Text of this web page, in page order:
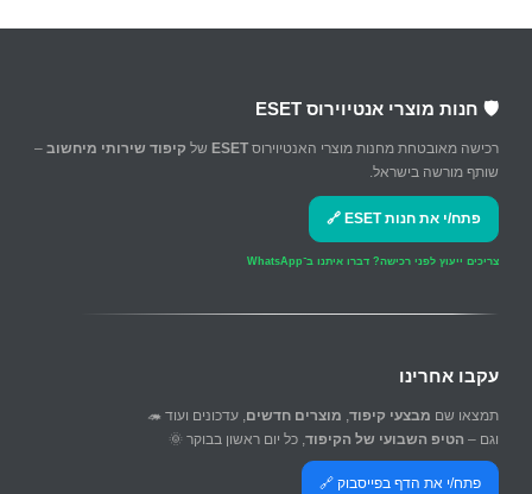
🛡️ חנות מוצרי אנטיוירוס ESET
רכישה מאובטחת מחנות מוצרי האנטיוירוס ESET של קיפוד שירותי מיחשוב –
שותף מורשה בישראל.
פתח/י את חנות ESET 🔗
צריכים ייעוץ לפני רכישה? דברו איתנו ב־WhatsApp
עקבו אחרינו
תמצאו שם מבצעי קיפוד, מוצרים חדשים, עדכונים ועוד 🦔
וגם – הטיפ השבועי של הקיפוד, כל יום ראשון בבוקר 🌞
פתח/י את הדף בפייסבוק 🔗